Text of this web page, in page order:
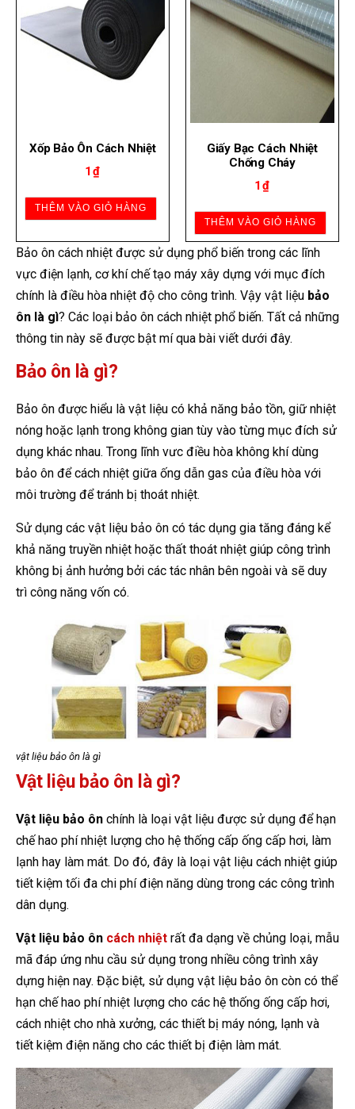
Xốp Bảo Ôn Cách Nhiệt
1₫
THÊM VÀO GIỎ HÀNG
Giấy Bạc Cách Nhiệt
Chống Cháy
1₫
THÊM VÀO GIỎ HÀNG
Bảo ôn cách nhiệt được sử dụng phổ biến trong các lĩnh
vực điện lạnh, cơ khí chế tạo máy xây dựng với mục đích
chính là điều hòa nhiệt độ cho công trình. Vậy vật liệu bảo
ôn là gì? Các loại bảo ôn cách nhiệt phổ biến. Tất cả những
thông tin này sẽ được bật mí qua bài viết dưới đây.
Bảo ôn là gì?
Bảo ôn được hiểu là vật liệu có khả năng bảo tồn, giữ nhiệt
nóng hoặc lạnh trong không gian tùy vào từng mục đích sử
dụng khác nhau. Trong lĩnh vưc điều hòa không khí dùng
bảo ôn để cách nhiệt giữa ống dẫn gas của điều hòa với
môi trường để tránh bị thoát nhiệt.
Sử dụng các vật liệu bảo ôn có tác dụng gia tăng đáng kể
khả năng truyền nhiệt hoặc thất thoát nhiệt giúp công trình
không bị ảnh hưởng bởi các tác nhân bên ngoài và sẽ duy
trì công năng vốn có.
vật liệu bảo ôn là gì
Vật liệu bảo ôn là gì?
Vật liệu bảo ôn chính là loại vật liệu được sử dụng để hạn
chế hao phí nhiệt lượng cho hệ thống cấp ống cấp hơi, làm
lạnh hay làm mát. Do đó, đây là loại vật liệu cách nhiệt giúp
tiết kiệm tối đa chi phí điện năng dùng trong các công trình
dân dụng.
Vật liệu bảo ôn cách nhiệt rất đa dạng về chủng loại, mẫu
mã đáp ứng nhu cầu sử dụng trong nhiều công trình xây
dựng hiện nay. Đặc biệt, sử dụng vật liệu bảo ôn còn có thể
hạn chế hao phí nhiệt lượng cho các hệ thống ống cấp hơi,
cách nhiệt cho nhà xưởng, các thiết bị máy nóng, lạnh và
tiết kiệm điện năng cho các thiết bị điện làm mát.